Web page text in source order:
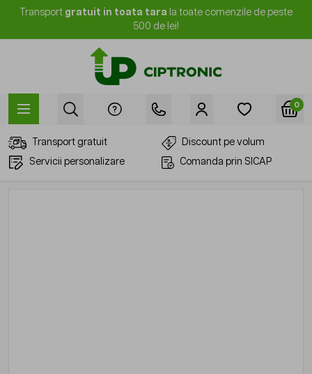
Mergi la Conținut
Transport gratuit in toata tara la toate comenzile de peste
500 de lei!
0
Transport gratuit
Discount pe volum
Servicii personalizare
Comanda prin SICAP